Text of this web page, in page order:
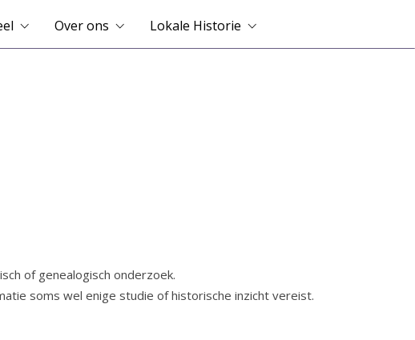
Over ons Lokale Historie
of genealogisch onderzoek.
soms wel enige studie of historische inzicht vereist.